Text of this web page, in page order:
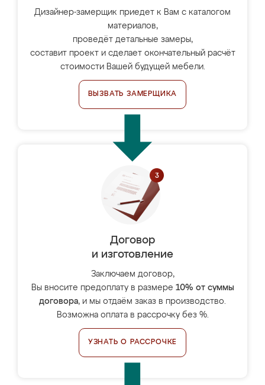
Дизайнер-замерщик приедет к Вам с каталогом
материалов,
проведёт детальные замеры,
составит проект и сделает окончательный расчёт
стоимости Вашей будущей мебели.
ВЫЗВАТЬ ЗАМЕРЩИКА
Договор
и изготовление
Заключаем договор,
Вы вносите предоплату в размере 10% от суммы
договора, и мы отдаём заказ в производство.
Возможна оплата в рассрочку без %.
УЗНАТЬ О РАССРОЧКЕ